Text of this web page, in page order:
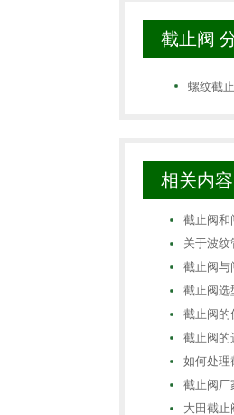
截止阀
螺纹截
相关内容
截止阀和
关于波纹
截止阀与
截止阀选
截止阀的
截止阀的
如何处理
截止阀厂
大田截止